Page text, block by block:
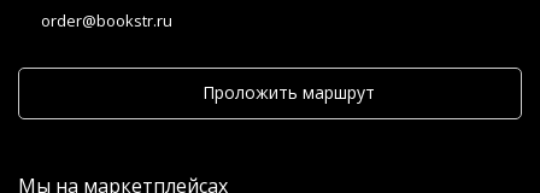
order@bookstr.ru
Проложить маршрут
Мы на маркетплейсах